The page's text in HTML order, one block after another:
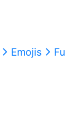
Emojis